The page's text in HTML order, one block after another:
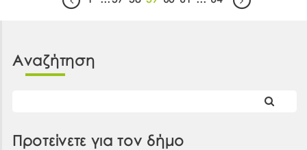
Αναζήτηση
Προτείνετε για τον δήμο